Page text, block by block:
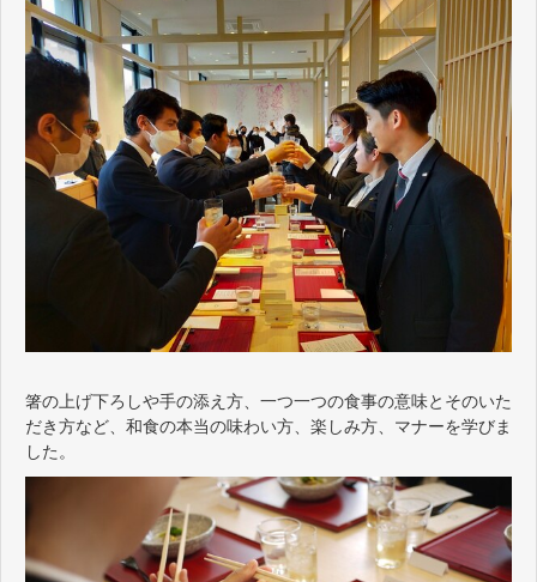
箸の上げ下ろしや手の添え方、一つ一つの食事の意味とそのいた
だき方など、和食の本当の味わい方、楽しみ方、マナーを学びま
した。